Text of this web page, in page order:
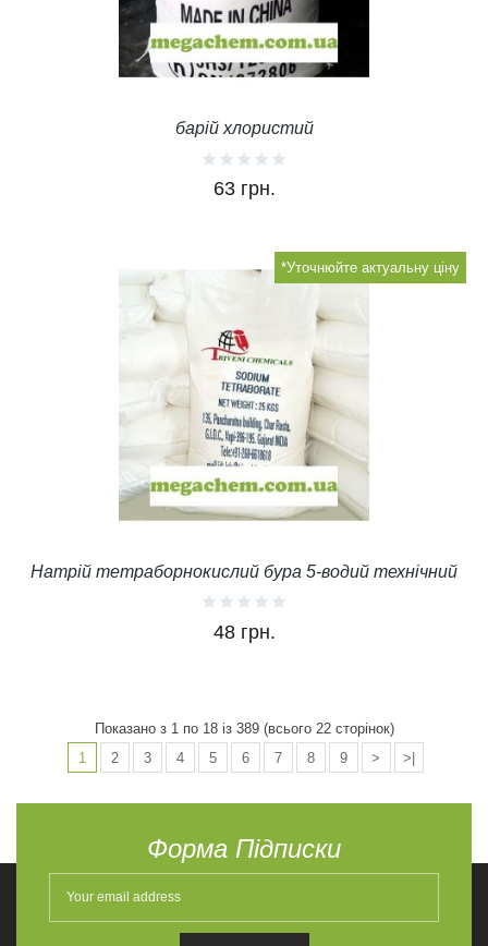
барій хлористий
63 грн.
*Уточнюйте актуальну ціну
Натрій тетраборнокислий бура 5-водий технічний
48 грн.
Показано з 1 по 18 із 389 (всього 22 сторінок)
1
2 3 4 5 6 7 8 9 > >|
Форма Підписки